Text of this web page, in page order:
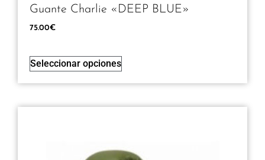
Guante Charlie «DEEP BLUE»
75.00€
Seleccionar opciones